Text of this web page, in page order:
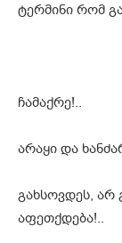
ტერმინი რომ
ჩამაქრე!..
არაყი და
გახსოვდეს, არ
აფეთქდება!..